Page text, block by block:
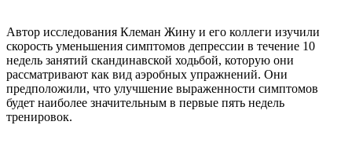
Автор исследования Клеман Жину и его коллеги изучили
скорость уменьшения симптомов депрессии в течение 10
недель занятий скандинавской ходьбой, которую они
рассматривают как вид аэробных упражнений. Они
предположили, что улучшение выраженности симптомов
будет наиболее значительным в первые пять недель
тренировок.